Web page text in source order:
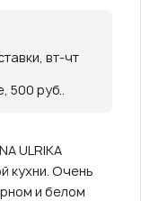
вт-чт
500 руб..
ULRIKA
кухни. Очень
и белом